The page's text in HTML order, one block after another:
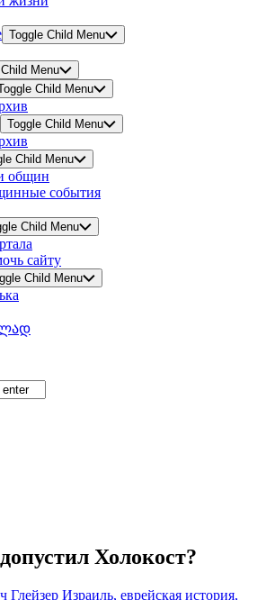
Toggle Child Menu
Menu
Child Menu
Toggle Child Menu
Child Menu
общин
события
Child Menu
сайту
Child Menu
Холокост?
Глейзер Израиль, еврейская история,